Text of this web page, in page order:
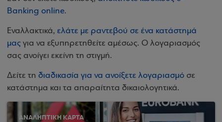
Banking online.
Εναλλακτικά, ελάτε με ραντεβού σε ένα κατάστημά
μας για να εξυπηρετηθείτε αμέσως. Ο λογαριασμός
σας ανοίγει εκείνη τη στιγμή.
Δείτε τη διαδικασία για να ανοίξετε λογαριασμό σε
κατάστημα και τα απαραίτητα δικαιολογητικά.
ΑΝΑΛΗΠΤΙΚΗ ΚΑΡΤΑ